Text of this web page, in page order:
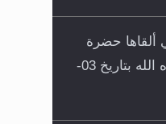
ألقاها حضرة
أمير المؤمنين أيده الله بتاريخ 03-